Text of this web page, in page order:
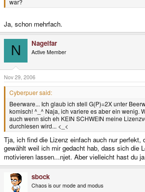
war?
Ja, schon mehrfach.
N Nagelfar
Active Member
Nov 29, 2006
Cyberpuer said:
Beerware... Ich glaub ich stell G(P)=2X unter
komisch! ^_^ Naja, ich variere es aber ein wenig.
auch wenn sich eh KEIN SCHWEIN meine
durchlesen wird... <_<
Tja, ich find die Lizenz einfach auch nur perfekt,
gewählt weil ich mir gedacht hab, dass sich die
motivieren lassen...njet. Aber vielleicht hast du
sbock
Chaos is our mode and modus